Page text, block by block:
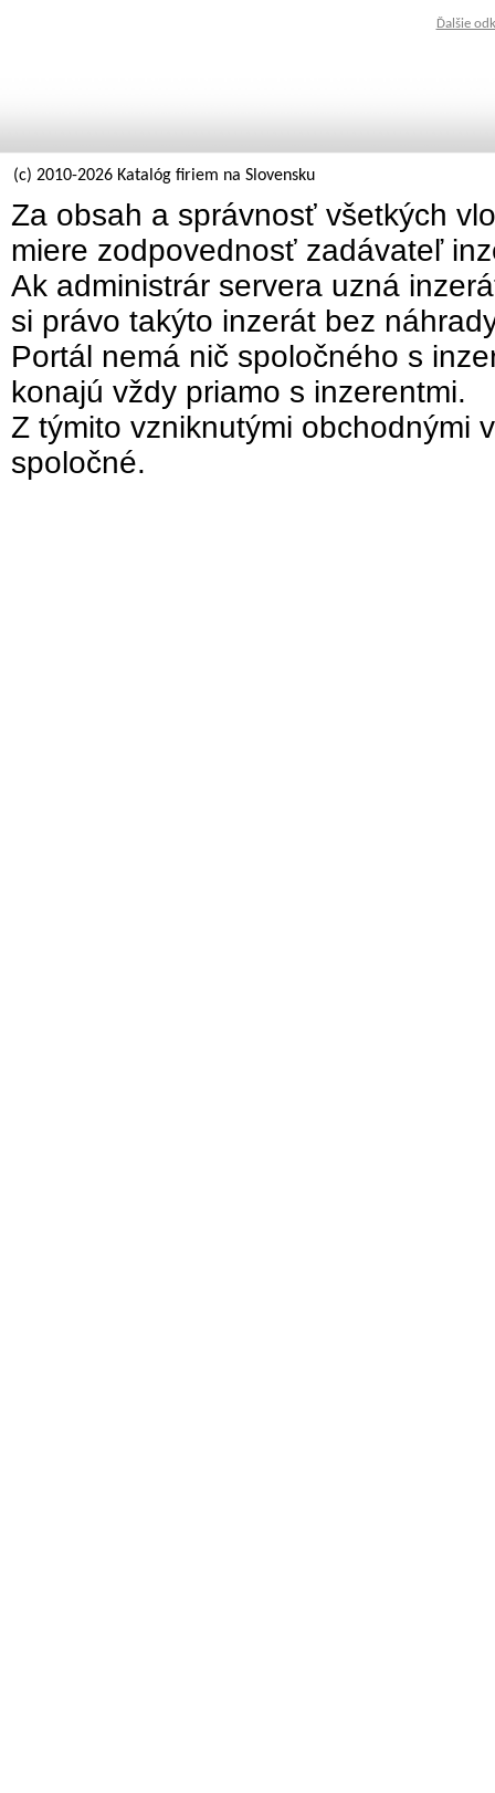
Ďalšie
(c) 2010-2026 Katalóg firiem na Slovensku
Za obsah a správnosť všetkých
miere zodpovednosť zadávateľ
Ak administrár servera uzná
si právo takýto inzerát bez
Portál nemá nič spoločného s
konajú vždy priamo s inzerentmi.
Z týmito vzniknutými obchodnými
spoločné.